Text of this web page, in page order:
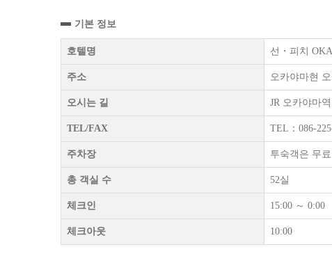
기본 정보
호텔명 선・피치
주소 오카야마현
오시는 길 JR 오카야마
TEL/FAX TEL：086-
주차장 투숙객은 무
총 객실 수 52실
체크인 15:00 ～ 0:00
체크아웃 10:00